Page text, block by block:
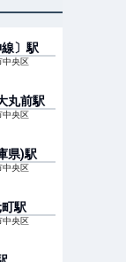
〕駅
中央区
丸前駅
中央区
県)駅
中央区
駅
中央区